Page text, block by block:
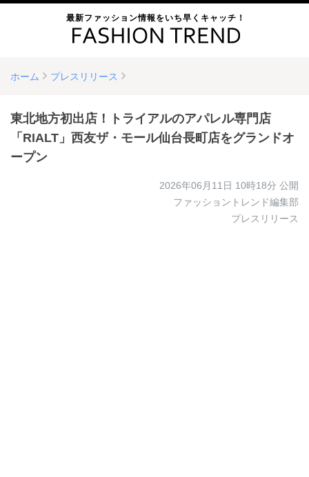
最新ファッション情報をいち早くキャッチ！
ホーム プレスリリース
東北地方初出店！トライアルのアパレル専門店
「RIALT」西友ザ・モール仙台長町店をグランドオ
ープン
2026年06月11日 10時18分 公開
ファッショントレンド編集部
プレスリリース